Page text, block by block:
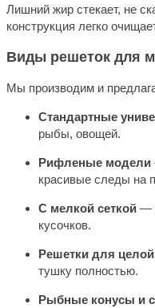
Лишний жир стекает, не
конструкция легко
Виды решеток для
Мы производим и
Стандартные
рыбы, овощей.
Рифленые модели
красивые следы на
С мелкой сеткой —
кусочков.
Решетки для
тушку полностью.
Рыбные конусы и